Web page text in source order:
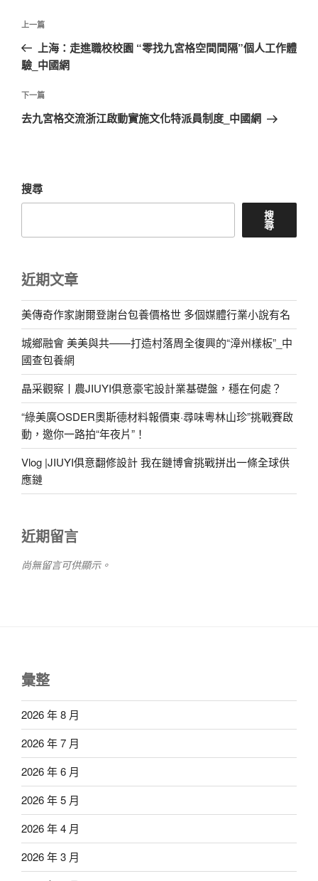
文
導
覽
上
一
篇
章
上一篇
上海：走進職校校園 “零找九宮格空間間隔”個人工作體
驗_中國網
下
一
下一篇
去九宮格交流浙江啟動實施文化特派員制度_中國網
搜尋
搜
尋
近期文章
美傳奇作家謝爾登謝台包養價格世 多個媒體行業小說有名
城鄉融會 美美與共——打造村落周全復興的“漳州樣板”_中
國查包養網
晶采觀察丨農JIUYI俱意豪宅設計業基礎盤，穩在何處？
“綠美廣OSDER奧斯德材料報價東·尋味粵林山珍”挑戰賽啟
動，邀你一路拍“年夜片”！
Vlog |JIUYI俱意翻修設計 我在鏈博會挑戰拼出一條全球供
應鏈
近期留言
尚無留言可供顯示。
彙整
2026 年 8 月
2026 年 7 月
2026 年 6 月
2026 年 5 月
2026 年 4 月
2026 年 3 月